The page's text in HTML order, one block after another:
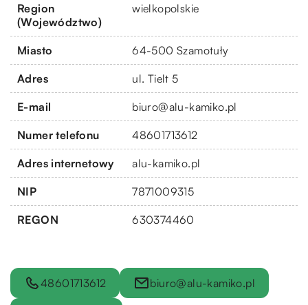
Region
(Województwo)
wielkopolskie
Miasto 64-500 Szamotuły
Adres ul. Tielt 5
E-mail biuro@alu-kamiko.pl
Numer telefonu 48601713612
Adres internetowy alu-kamiko.pl
NIP 7871009315
REGON 630374460
48601713612 biuro@alu-kamiko.pl